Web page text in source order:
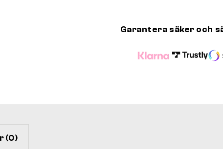
Garantera säker och
(0)